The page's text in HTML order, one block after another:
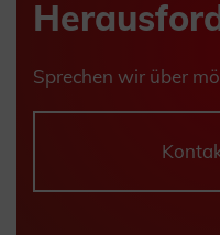
Sprechen wir über